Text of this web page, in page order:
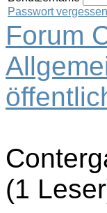
Passwort
Forum
(1